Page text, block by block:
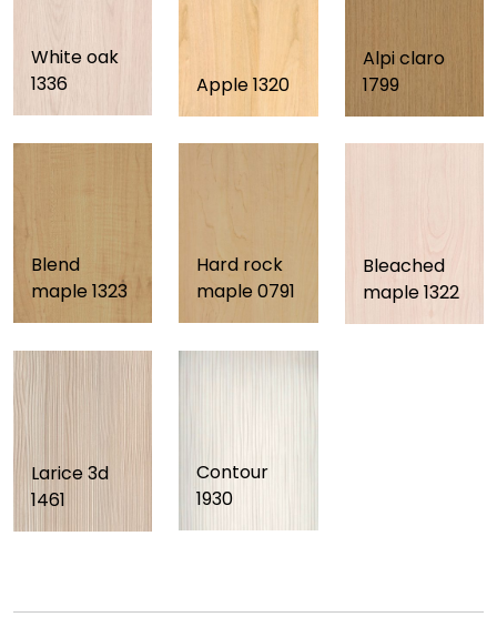
White oak
1336
Apple 1320
Alpi claro
1799
Blend
maple 1323
Hard rock
maple 0791
Bleached
maple 1322
Larice 3d
1461
Contour
1930